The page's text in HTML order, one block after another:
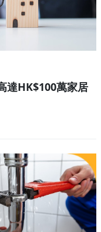
達HK$100萬家居